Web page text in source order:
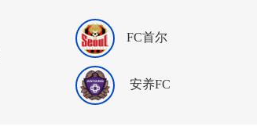
FC首尔
安养FC